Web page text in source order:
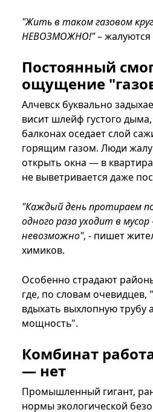
"Жить в таком газовом
НЕВОЗМОЖНО!"– жалуются
Постоянный
ощущение
Алчевск буквально
висит шлейф густого
балконах оседает слой
горящим газом. Люди
открыть окна — в
не выветривается даже
"Каждый день протираем
одного раза уходит в
невозможно", - пишет
химиков.
Особенно страдают
где, по словам очевидцев,
вдыхать выхлопную трубу
мощность".
Комбинат
— нет
Промышленный гигант,
нормы экологической